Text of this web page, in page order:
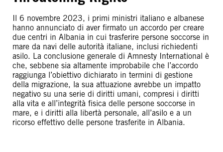
Il 6 novembre 2023, i primi ministri italiano e albanese
hanno annunciato di aver firmato un accordo per creare
due centri in Albania in cui trasferire persone soccorse in
mare da navi delle autorità italiane, inclusi richiedenti
asilo. La conclusione generale di Amnesty International è
che, sebbene sia altamente improbabile che l’accordo
raggiunga l’obiettivo dichiarato in termini di gestione
della migrazione, la sua attuazione avrebbe un impatto
negativo su una serie di diritti umani, compresi i diritti
alla vita e all’integrità fisica delle persone soccorse in
mare, e i diritti alla libertà personale, all’asilo e a un
ricorso effettivo delle persone trasferite in Albania.